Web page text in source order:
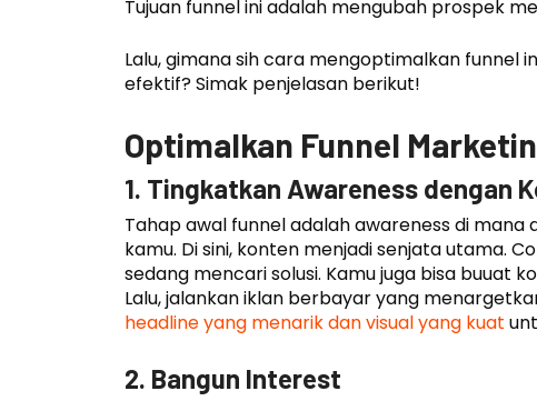
Tujuan funnel ini adalah mengubah prospek
Lalu, gimana sih cara mengoptimalkan funnel
efektif? Simak penjelasan berikut!
Optimalkan Funnel
1. Tingkatkan Awareness dengan
Tahap awal funnel adalah awareness di
kamu. Di sini, konten menjadi senjata utama.
sedang mencari solusi. Kamu juga bisa buuat
Lalu, jalankan iklan berbayar yang
headline yang menarik dan visual yang kuat
2. Bangun Interest